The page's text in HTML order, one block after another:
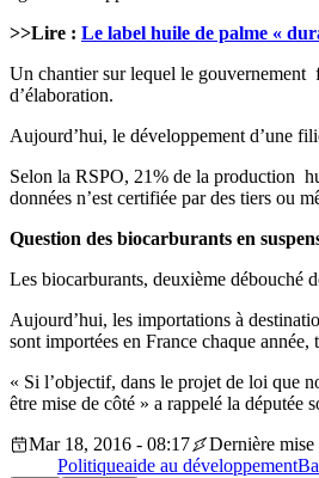
>>Lire : Le label huile de palme «
Un chantier sur lequel le gouvernement
d’élaboration.
Aujourd’hui, le développement d’une
Selon la RSPO, 21% de la production
données n’est certifiée par des tiers ou
Question des biocarburants en
Les biocarburants, deuxième débouché
Aujourd’hui, les importations à
sont importées en France chaque
« Si l’objectif, dans le projet de loi que
être mise de côté » a rappelé la députée
Mar 18, 2016 - 08:17
Dernière
Politiqueaide au développement